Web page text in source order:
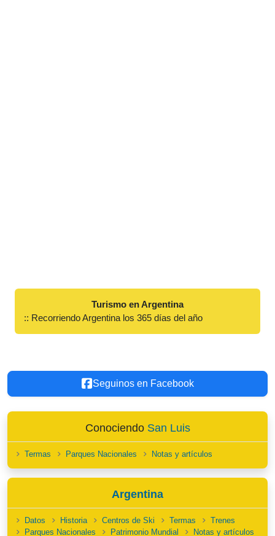
Turismo en Argentina
:: Recorriendo Argentina los 365 días del año
Seguinos en Facebook
Conociendo San Luis
Termas Parques Nacionales Notas y artículos
Argentina
Datos Historia Centros de Ski Termas
Trenes
Parques Nacionales
Patrimonio Mundial Notas y artículos